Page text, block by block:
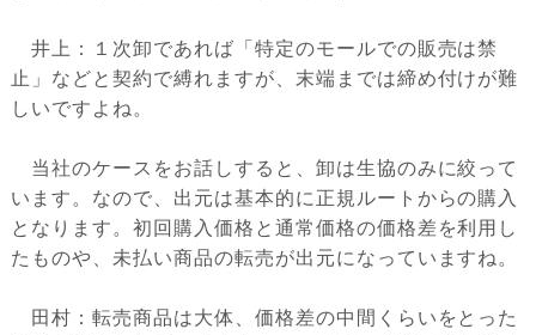
井上：１次卸であれば「特定のモールでの販売は禁
止」などと契約で縛れますが、末端までは締め付けが難
しいですよね。
当社のケースをお話しすると、卸は生協のみに絞って
います。なので、出元は基本的に正規ルートからの購入
となります。初回購入価格と通常価格の価格差を利用し
たものや、未払い商品の転売が出元になっていますね。
田村：転売商品は大体、価格差の中間くらいをとった